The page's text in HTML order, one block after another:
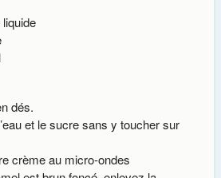
dés.
et le sucre sans y toucher sur
crème au micro-ondes